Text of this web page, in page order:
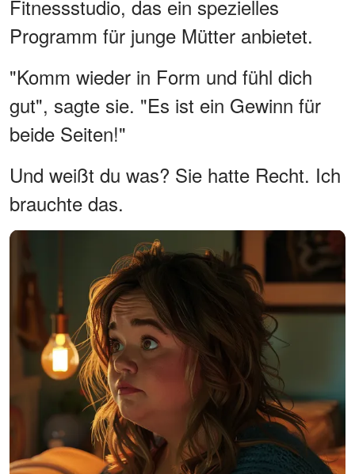
Fitnessstudio, das ein spezielles
Programm für junge Mütter anbietet.
"Komm wieder in Form und fühl dich
gut", sagte sie. "Es ist ein Gewinn für
beide Seiten!"
Und weißt du was? Sie hatte Recht. Ich
brauchte das.